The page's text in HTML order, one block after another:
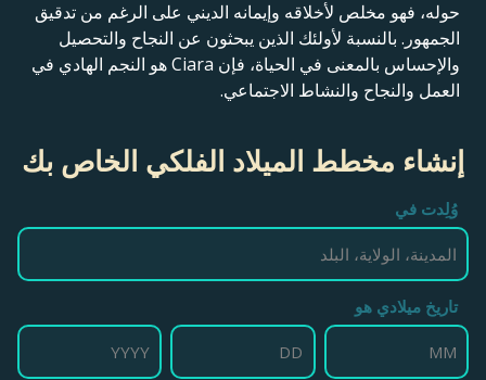
حوله، فهو مخلص لأخلاقه وإيمانه الديني على الرغم من تدقيق
الجمهور. بالنسبة لأولئك الذين يبحثون عن النجاح والتحصيل
والإحساس بالمعنى في الحياة، فإن Ciara هو النجم الهادي في
العمل والنجاح والنشاط الاجتماعي.
إنشاء مخطط الميلاد الفلكي الخاص بك
وُلِدت في
تاريخ ميلادي هو